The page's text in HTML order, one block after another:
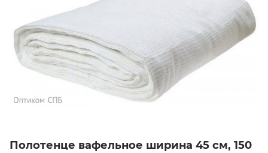
Полотенце вафельное ширина 45 см, 150